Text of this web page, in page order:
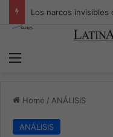
Home / ANÁLISIS
ANÁLISIS